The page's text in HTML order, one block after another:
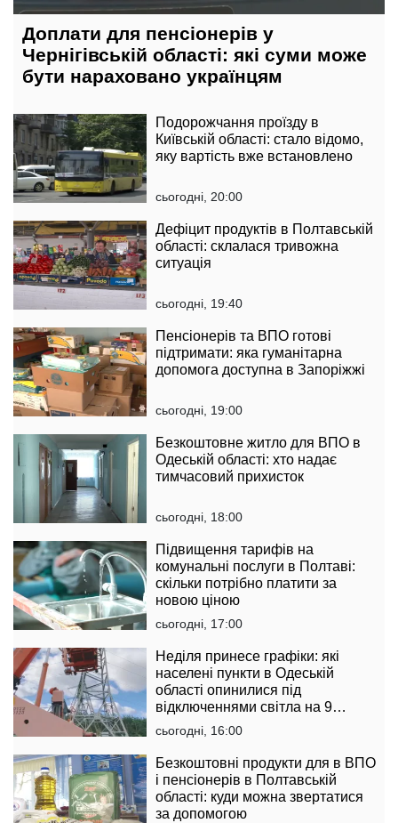
Доплати для пенсіонерів у
Чернігівській області: які суми може
бути нараховано українцям
Подорожчання проїзду в
Київській області: стало відомо,
яку вартість вже встановлено
сьогодні, 20:00
Дефіцит продуктів в Полтавській
області: склалася тривожна
ситуація
сьогодні, 19:40
Пенсіонерів та ВПО готові
підтримати: яка гуманітарна
допомога доступна в Запоріжжі
сьогодні, 19:00
Безкоштовне житло для ВПО в
Одеській області: хто надає
тимчасовий прихисток
сьогодні, 18:00
Підвищення тарифів на
комунальні послуги в Полтаві:
скільки потрібно платити за
новою ціною
сьогодні, 17:00
Неділя принесе графіки: які
населені пункти в Одеській
області опинилися під
відключеннями світла на 9
серпня
сьогодні, 16:00
Безкоштовні продукти для в ВПО
і пенсіонерів в Полтавській
області: куди можна звертатися
за допомогою